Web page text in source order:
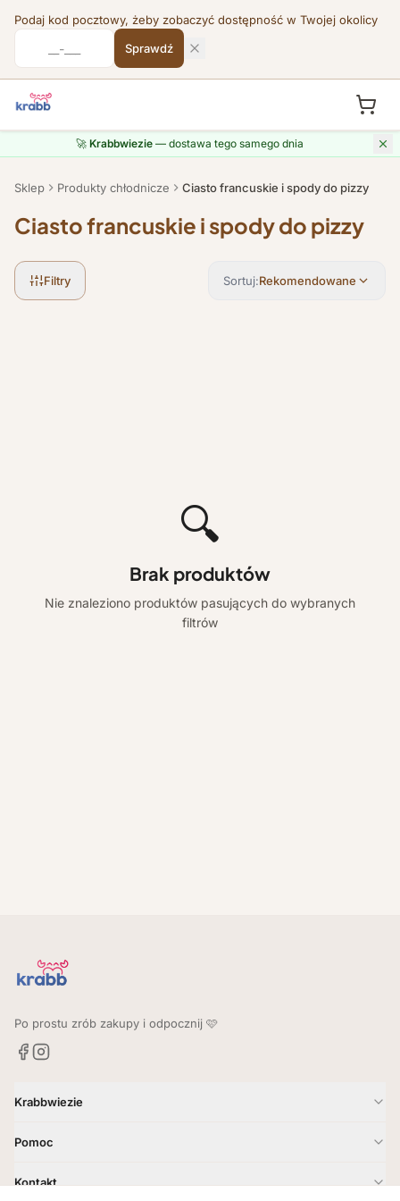
Podaj kod pocztowy, żeby zobaczyć dostępność w Twojej okolicy
Sprawdź
Przejdź do treści
🚀 Krabbwiezie— dostawa tego samego dnia
Sklep Produkty chłodnicze Ciasto francuskie i spody do pizzy
Ciasto francuskie i spody do pizzy
Filtry Sortuj:Rekomendowane
🔍
Brak produktów
Nie znaleziono produktów pasujących do wybranych
filtrów
Po prostu zrób zakupy i odpocznij 🩷
Krabbwiezie
Godziny i zasady
Pomoc
Kontakt